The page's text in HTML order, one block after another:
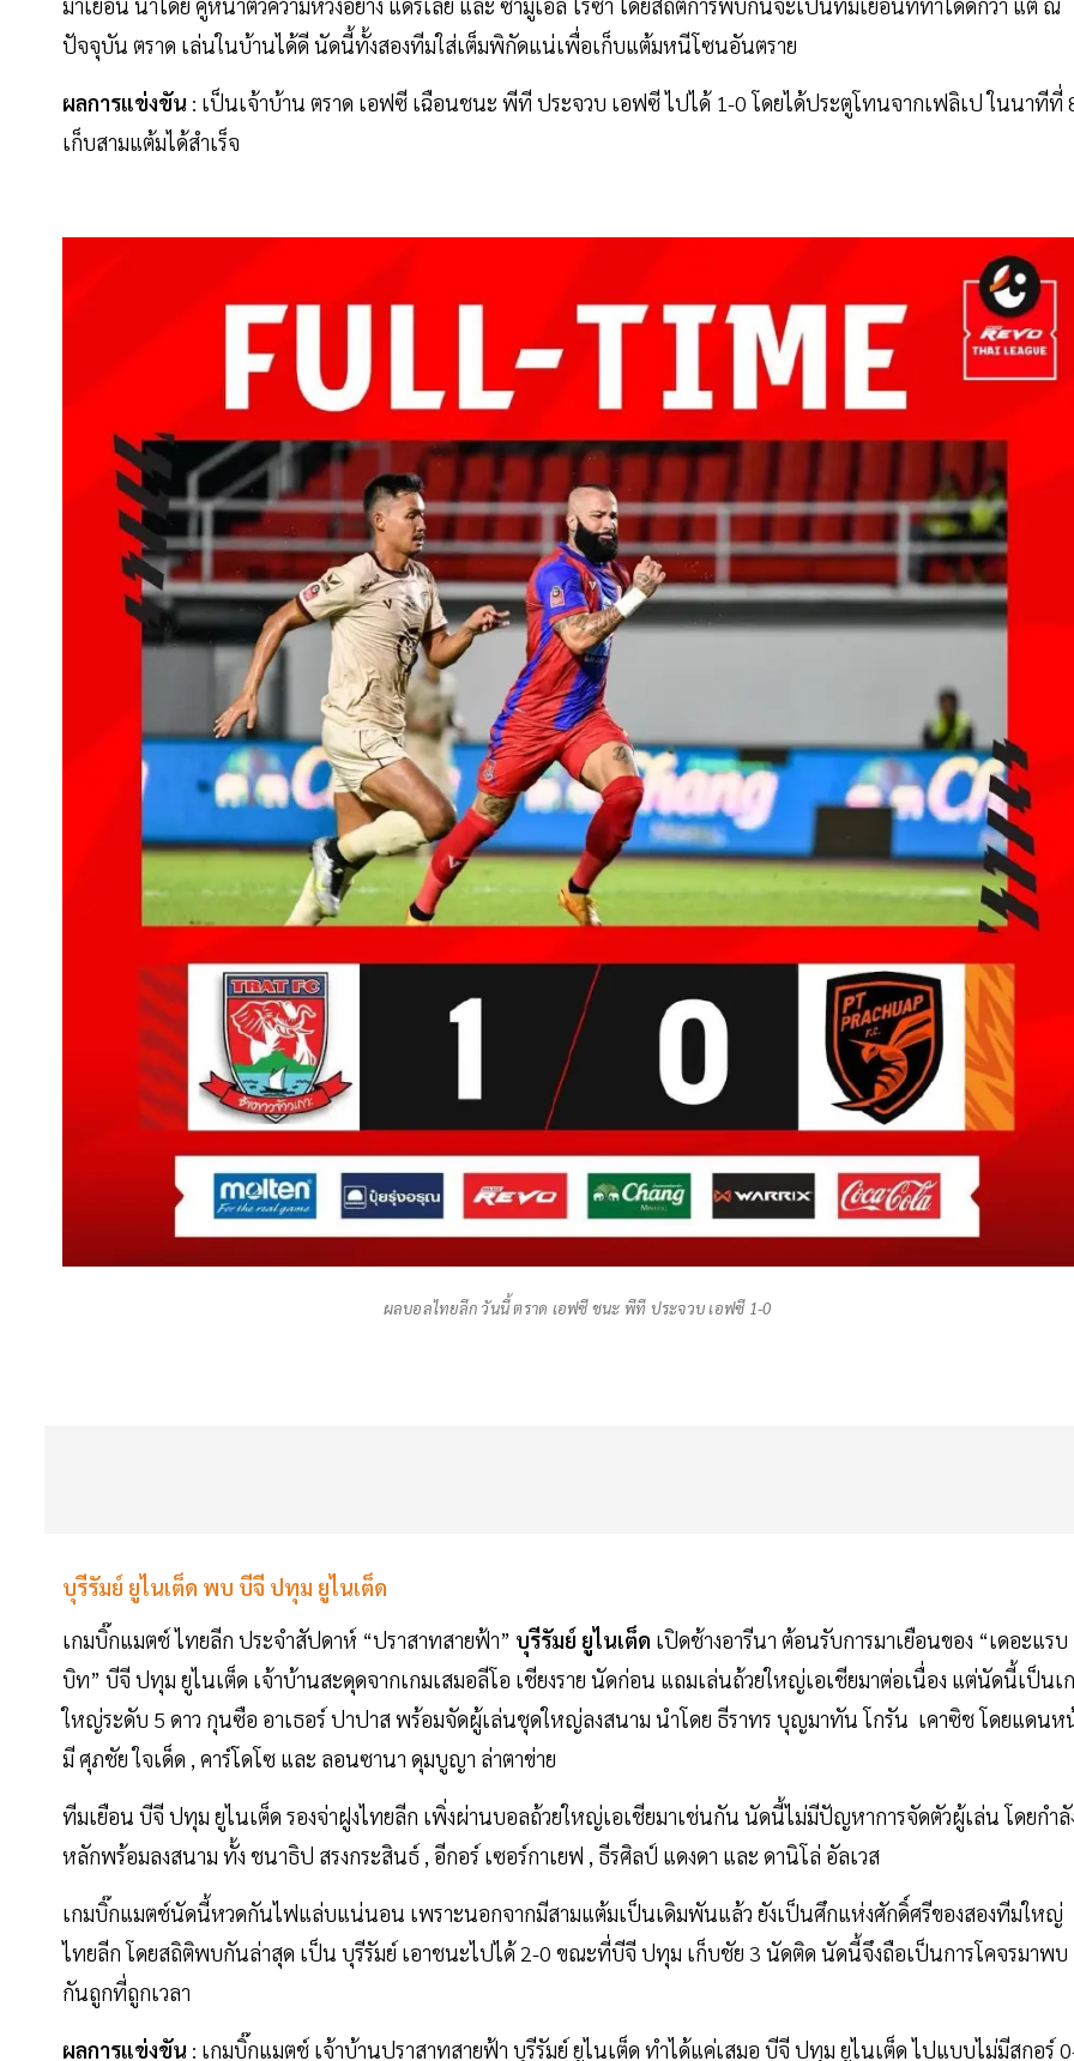
มาเยือน นำโดย คู่หน้าตัวความหวังอย่าง แดร์เลย์ และ ซามูเอล โรซ่า โดยสถิติการพบกันจะเป็นทีมเยือนที่ทำได้ดีกว่า แต่ ณ
ปัจจุบัน ตราด เล่นในบ้านได้ดี นัดนี้ทั้งสองทีมใส่เต็มพิกัดแน่เพื่อเก็บแต้มหนีโซนอันตราย
ผลการแข่งขัน : เป็นเจ้าบ้าน ตราด เอฟซี เฉือนชนะ พีที ประจวบ เอฟซี ไปได้ 1-0 โดยได้ประตูโทนจากเฟลิเป ในนาทีที่
เก็บสามแต้มได้สำเร็จ
ผลบอลไทยลีก วันนี้ ตราด เอฟซี ชนะ พีที ประจวบ เอฟซี 1-0
บุรีรัมย์ ยูไนเต็ด พบ บีจี ปทุม ยูไนเต็ด
เกมบิ๊กแมตช์ ไทยลีก ประจำสัปดาห์ “ปราสาทสายฟ้า” บุรีรัมย์ ยูไนเต็ด เปิดช้างอารีนา ต้อนรับการมาเยือนของ “เดอะแรบ
บิท” บีจี ปทุม ยูไนเต็ด เจ้าบ้านสะดุดจากเกมเสมอลีโอ เชียงราย นัดก่อน แถมเล่นถ้วยใหญ่เอเชียมาต่อเนื่อง แต่นัดนี้เป็นเ
ใหญ่ระดับ 5 ดาว กุนซือ อาเธอร์ ปาปาส พร้อมจัดผู้เล่นชุดใหญ่ลงสนาม นำโดย ธีราทร บุญมาทัน โกรัน เคาซิช โดยแดนห
มี ศุภชัย ใจเด็ด , คาร์โดโซ และ ลอนซานา ดุมบูญา ล่าตาข่าย
ทีมเยือน บีจี ปทุม ยูไนเต็ด รองจ่าฝูงไทยลีก เพิ่งผ่านบอลถ้วยใหญ่เอเชียมาเช่นกัน นัดนี้ไม่มีปัญหาการจัดตัวผู้เล่น โดยกำลั
หลักพร้อมลงสนาม ทั้ง ชนาธิป สรงกระสินธ์ , อีกอร์ เซอร์กาเยฟ , ธีรศิลป์ แดงดา และ ดานิโล่ อัลเวส
เกมบิ๊กแมตช์นัดนี้หวดกันไฟแล่บแน่นอน เพราะนอกจากมีสามแต้มเป็นเดิมพันแล้ว ยังเป็นศึกแห่งศักดิ์ศรีของสองทีมใหญ่
ไทยลีก โดยสถิติพบกันล่าสุด เป็น บุรีรัมย์ เอาชนะไปได้ 2-0 ขณะที่บีจี ปทุม เก็บชัย 3 นัดติด นัดนี้จึงถือเป็นการโคจรมาพบ
กันถูกที่ถูกเวลา
ผลการแข่งขัน : เกมบิ๊กแมตช์ เจ้าบ้านปราสาทสายฟ้า บุรีรัมย์ ยูไนเต็ด ทำได้แค่เสมอ บีจี ปทุม ยูไนเต็ด ไปแบบไม่มีสกอร์